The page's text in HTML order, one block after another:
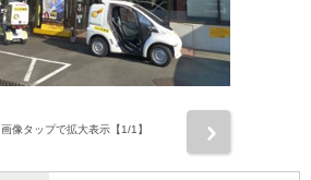
画像タップで拡大表示【1/1】